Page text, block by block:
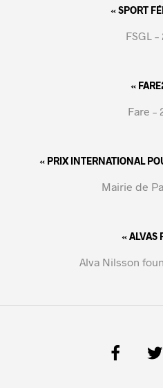
« SPORT
FSGL –
«
Fare –
« PRIX INTERNATIONAL
Mairie de
« ALVAS
Alva Nilsson